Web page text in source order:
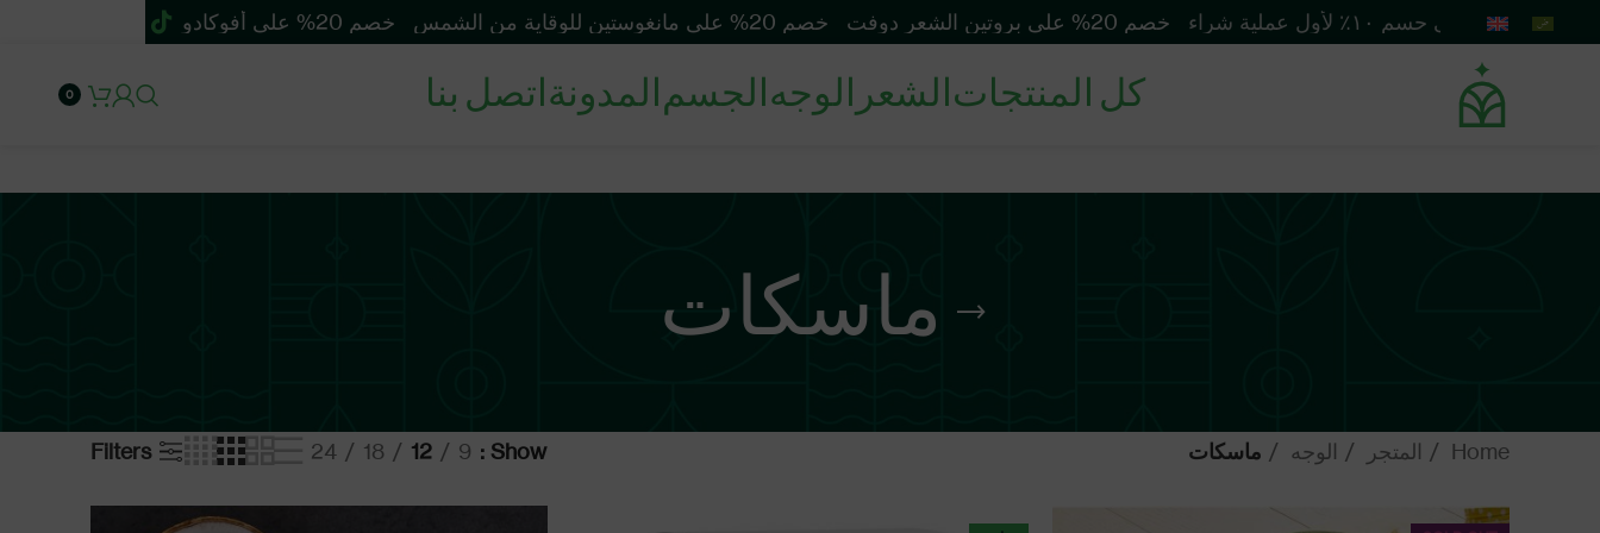
كل المنتجات الشعر الوجه الجسم المدونة اتصل بنا 0
ماسكات
Home المتجر الوجه ماسكات Show
9
12
18
24
Filters
احصل على حسم ١٠٪ لأول عملية شراء خصم 20% على بروتين الشعر دوفت خصم 20% على مانغوستين للوقاية من الشمس خصم 20% على أفوكادو سيكا للوقاية من الشمس